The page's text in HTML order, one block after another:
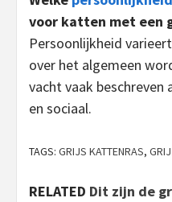
voor katten met een
Persoonlijkheid
over het algemeen
vacht vaak
en sociaal.
TAGS: GRIJS KATTENRAS,
RELATED Dit zijn de